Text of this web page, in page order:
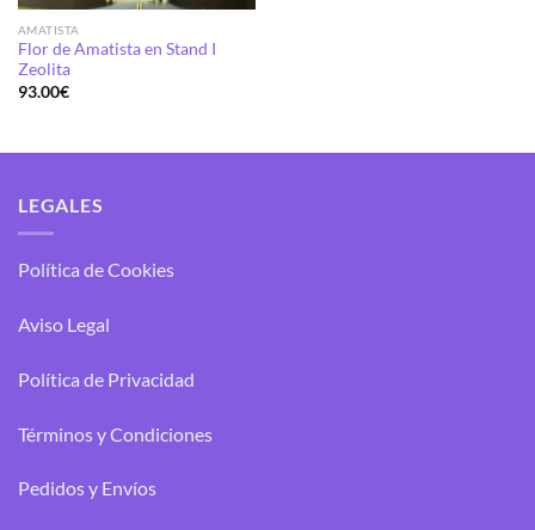
AMATISTA
Flor de Amatista en Stand I
Zeolita
93.00€
LEGALES
Política de Cookies
Aviso Legal
Política de Privacidad
Términos y Condiciones
Pedidos y Envíos